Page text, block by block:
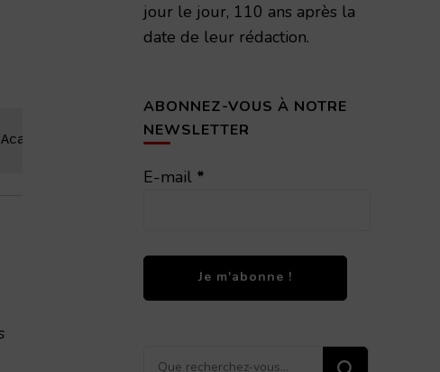
Nationale de Reims – 1998 – TAR volume 173
jour le jour, 110 ans après la
date de leur rédaction.
ABONNEZ-VOUS À NOTRE
NEWSLETTER
E-mail *
Vous